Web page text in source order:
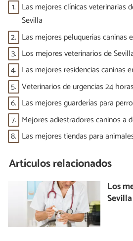
1. Las mejores clínicas veterinarias
Sevilla
2. Las mejores peluquerías caninas
3. Los mejores veterinarios de
4. Las mejores residencias caninas
5. Veterinarios de urgencias 24
6. Las mejores guarderías para
7. Mejores adiestradores caninos a
8. Las mejores tiendas para
Artículos relacionados
Los